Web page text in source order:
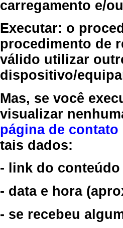
carregamento e/
Executar: o
procedimento de
válido utilizar
dispositivo/
Mas, se você
visualizar
página de contato
tais dados:
- link do
- data e hora
- se recebeu